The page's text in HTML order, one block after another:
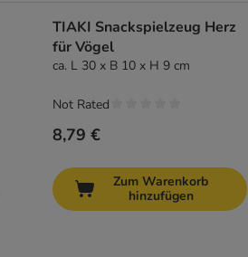
TIAKI Snackspielzeug Herz
für Vögel
ca. L 30 x B 10 x H 9 cm
8,79 €
Not Rated
Zum Warenkorb
hinzufügen